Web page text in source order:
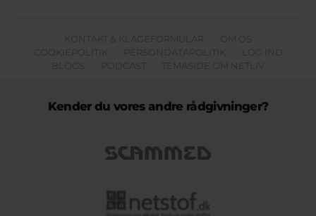
KONTAKT & KLAGEFORMULAR
OM OS
COOKIEPOLITIK
PERSONDATAPOLITIK
LOG IND
BLOGS
PODCAST TEMASIDE OM NETLIV
Kender du vores andre rådgivninger?